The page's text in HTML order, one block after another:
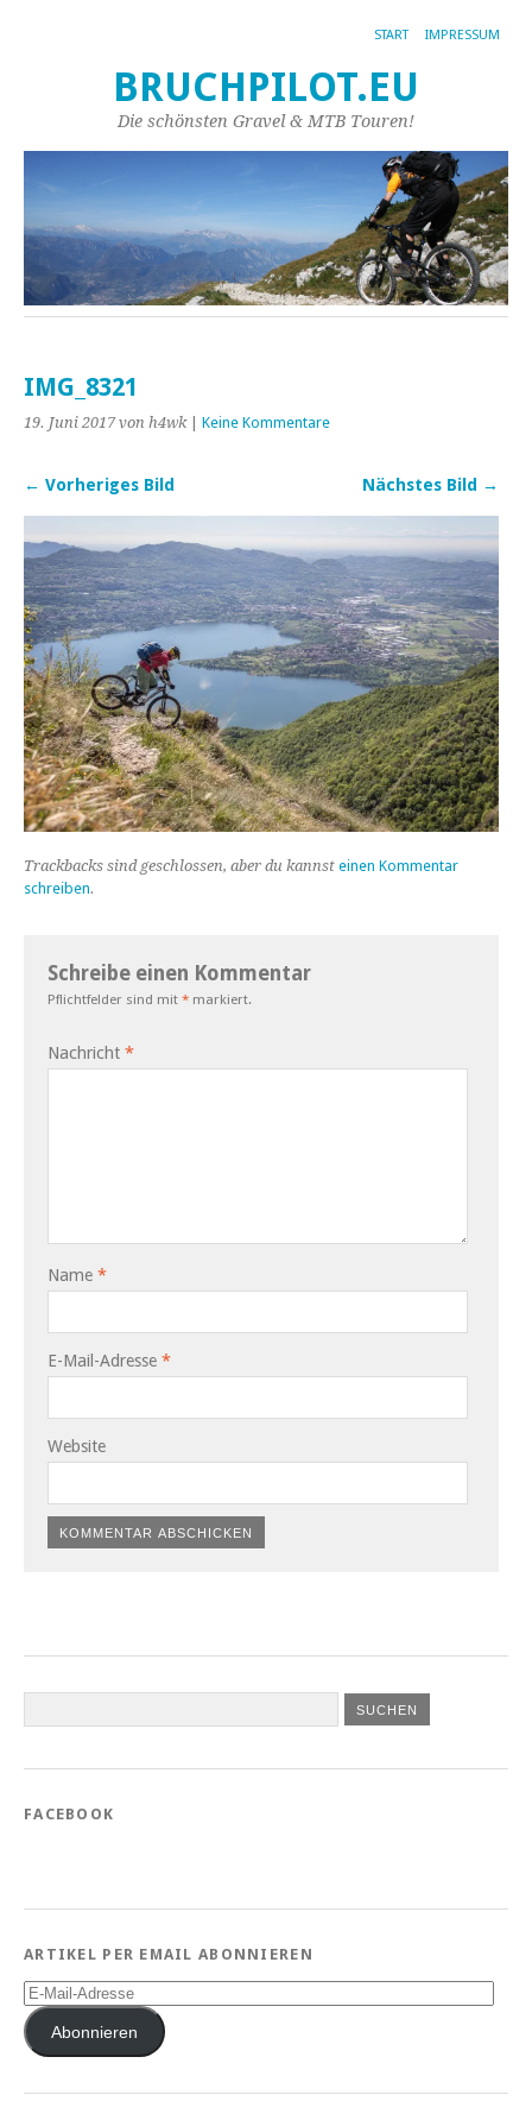
START IMPRESSUM
BRUCHPILOT.EU
Die schönsten Gravel & MTB Touren!
IMG_8321
19. Juni 2017 von h4wk| Keine Kommentare
← Vorheriges Bild Nächstes Bild →
Trackbacks sind geschlossen, aber du kannst einen Kommentar
schreiben.
Schreibe einen Kommentar
Pflichtfelder sind mit * markiert.
Nachricht *
Name *
E-Mail-Adresse *
Website
FACEBOOK
ARTIKEL PER EMAIL ABONNIEREN
E-
Mail-
AdresseAbonnieren